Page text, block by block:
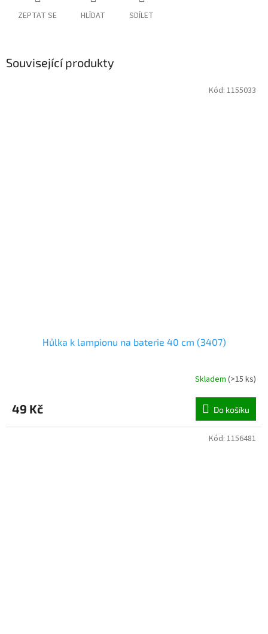
ZEPTAT SE HLÍDAT SDÍLET
Související produkty
Hůlka k lampionu na baterie 40 cm (3407)
Skladem (>15 ks)
49 Kč Do košíku
Kód: 1155033
Kód: 1156481